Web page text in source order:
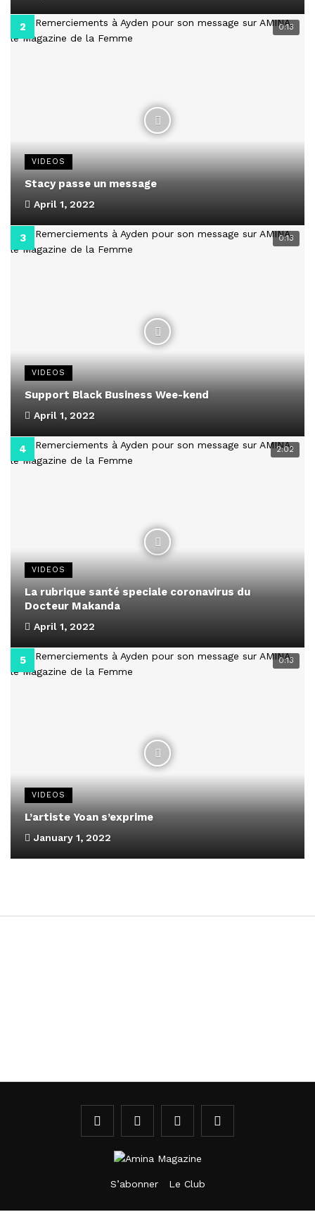
0:13
VIDEOS
Stacy passe un message
April 1, 2022
0:13
VIDEOS
Support Black Business Wee-kend
April 1, 2022
2:02
VIDEOS
La rubrique santé speciale coronavirus du
Docteur Makanda
April 1, 2022
0:13
VIDEOS
L’artiste Yoan s’exprime
January 1, 2022
S’abonner Le Club